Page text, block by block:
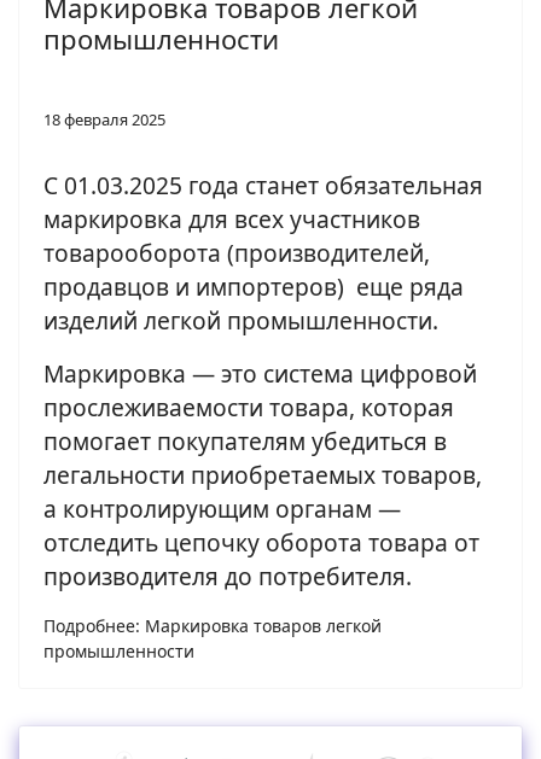
Маркировка товаров легкой
промышленности
18 февраля 2025
С 01.03.2025 года станет обязательная
маркировка для всех участников
товарооборота (производителей,
продавцов и импортеров) еще ряда
изделий легкой промышленности.
Маркировка — это система цифровой
прослеживаемости товара, которая
помогает покупателям убедиться в
легальности приобретаемых товаров,
а контролирующим органам —
отследить цепочку оборота товара от
производителя до потребителя.
Подробнее: Маркировка товаров легкой
промышленности